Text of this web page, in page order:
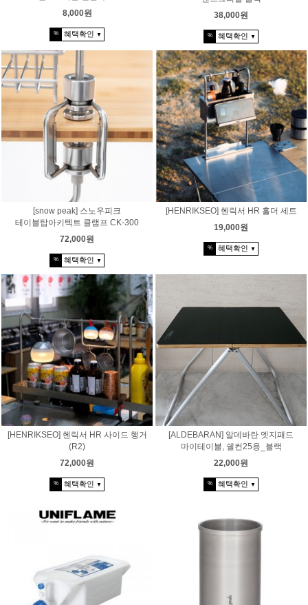
8,000원
% 혜택확인 ▼
38,000원
% 혜택확인 ▼
[snow peak] 스노우피크
테이블탑아키텍트 클램프 CK-300
72,000원
% 혜택확인 ▼
[HENRIKSEO] 헨릭서 HR 홀더 세트
19,000원
% 혜택확인 ▼
[HENRIKSEO] 헨릭서 HR 사이드 행거
(R2)
72,000원
% 혜택확인 ▼
[ALDEBARAN] 알데바란 엣지패드
마이테이블, 쉘컨25용_블랙
22,000원
% 혜택확인 ▼